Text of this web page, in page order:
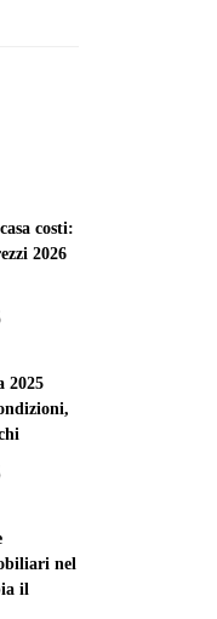
costi:
2026
2025
nel
il